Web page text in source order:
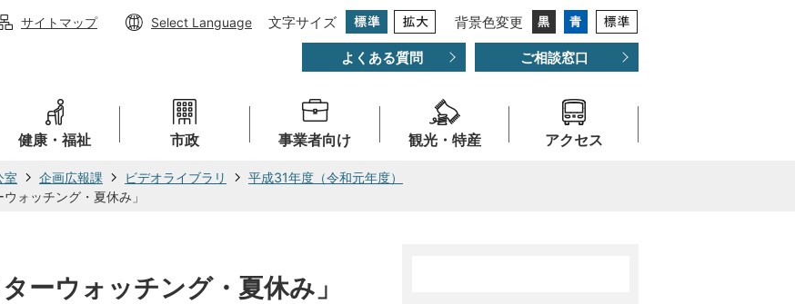
サイトマップ Select Language 文字サイズ 背景色変更
よくある質問 ご相談窓口
健康・福祉 市政 事業者向け 観光・特産 アクセス
室 企画広報課 ビデオライブラリ
平成31年度（令和元年度）
ォッチング・夏休み」
ーウォッチング・夏休み」